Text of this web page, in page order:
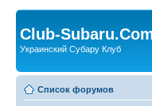
Club-
Украинский Субару Клуб
Список форумов